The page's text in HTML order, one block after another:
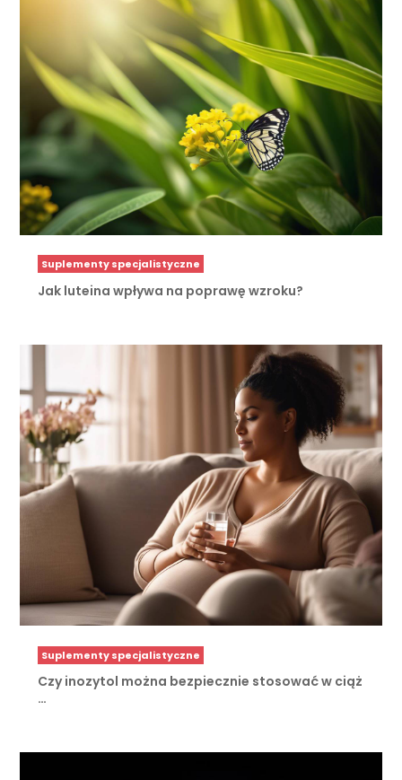
Suplementy specjalistyczne
Jak luteina wpływa na poprawę wzroku?
Suplementy specjalistyczne
Czy inozytol można bezpiecznie stosować w ciąż
…